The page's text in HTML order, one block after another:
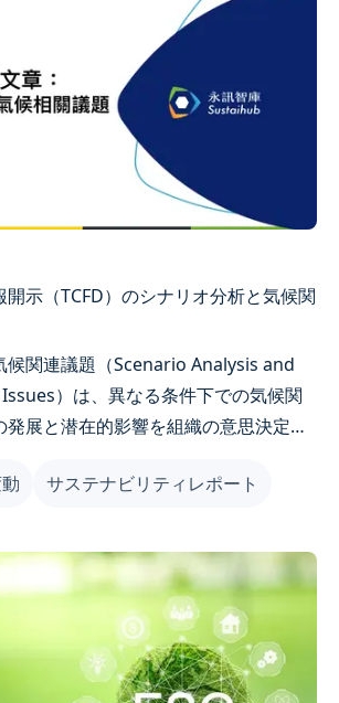
示（TCFD）のシナリオ分析と気候関
候関連議題（Scenario Analysis and
）は、異なる条件下での気候関
展と潜在的影響を組織の意思決定計
理解するのに役立ちます。
サステナビリティレポート